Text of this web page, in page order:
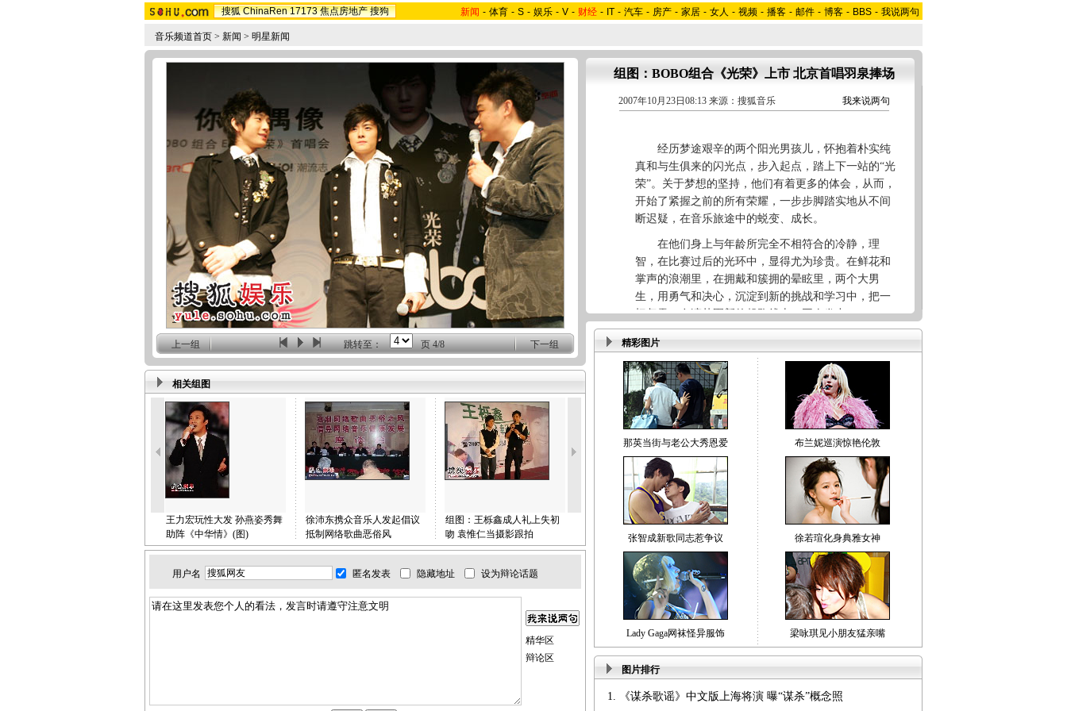
搜狐 ChinaRen 17173 焦点房地产 搜狗 新闻 - 体育 - S - 娱乐 - V - 财经 - IT - 汽车 - 房产 - 家居 - 女人 - 视频 - 播客 - 邮件 - 博客 - BBS - 我说两句
音乐频道首页 > 新闻 > 明星新闻
上一组 跳转至： 页4/8 下一组
相关组图
王力宏玩性大发 孙燕姿秀舞
助阵《中华情》(图)
徐沛东携众音乐人发起倡议
抵制网络歌曲恶俗风
组图：王栎鑫成人礼上失初
吻 袁惟仁当摄影跟拍
新MV黄晓明很受伤 《暗
恋》之后再唱伤心情歌
音乐人三宝患急病入院 抢救
后进行手术情况危急
组图：李宇春新歌MV唯美
动人 片场开心大秀车技
用户名 匿名发表 隐藏地址 设为辩论话题
精华区
辩论区
组图：BOBO组合《光荣》上市 北京首唱羽泉捧场
我来说两句
2007年10月23日08:13 来源：搜狐音乐
经历梦途艰辛的两个阳光男孩儿，怀抱着朴实纯
真和与生俱来的闪光点，步入起点，踏上下一站的“光
荣”。关于梦想的坚持，他们有着更多的体会，从而，
开始了紧握之前的所有荣耀，一步步脚踏实地从不间
断迟疑，在音乐旅途中的蜕变、成长。
在他们身上与年龄所完全不相符合的冷静，理
智，在比赛过后的光环中，显得尤为珍贵。在鲜花和
掌声的浪潮里，在拥戴和簇拥的晕眩里，两个大男
生，用勇气和决心，沉淀到新的挑战和学习中，把一
切归零，在演艺圈新的起跑线上，再次发力。
由井柏然和付辛博组成的偶像天团BOBO组合，在
签约华谊兄弟三个月后，发行了首张EP《光荣》，这
是继他们9月底推出写真集《双城·记忆》后的第二次
官方大动作。10月22日，在北京举行了《光荣》首唱
会，BOBO组合携他们的第一份音乐作品亮相。
师哥师姐羽·泉、罗海琼捧场 羽·泉现场传授“成功
BOBO组合首次发片，华谊音乐旗下同为组合又尊
为前辈的羽泉、同门师姐罗海琼专程到场祝贺。作为
中国原创长盛不衰的创作型组合，羽泉对于BOBO可谓
倾囊相授，现场以书卷形式赠送“成功秘籍”，恭祝
BOBO组合在音乐上迈出了扎实的第一步，并祝福他们
迅速成长为出类拔萃的偶像组合。而师姐罗海琼则精
心准备了两个水晶苹果，现场赠送给他们，一个代表
音乐，一个代表影视，苹果代表平安，更希望他们在
俩音乐和影视方面结出硕果
BOBO的首张EP由《光荣》、《哈利BOBO》、
《唱歌给你听》三首单曲组成。华谊音乐不但拿出自
家创作型艺人胡海泉担当首播主打《光荣》的制作
人，而且派出旗下的新锐制作团队担当《哈利BOBO》
精彩图片
那英当街与老公大秀恩爱 布兰妮巡演惊艳伦敦
张智成新歌同志惹争议 徐若瑄化身典雅女神
Lady Gaga网袜怪异服饰 梁咏琪见小朋友猛亲嘴
图片排行
1. 《谋杀歌谣》中文版上海将演 曝“谋杀”概念照